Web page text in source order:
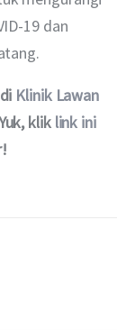
19 dan
Klinik Lawan
klik link ini